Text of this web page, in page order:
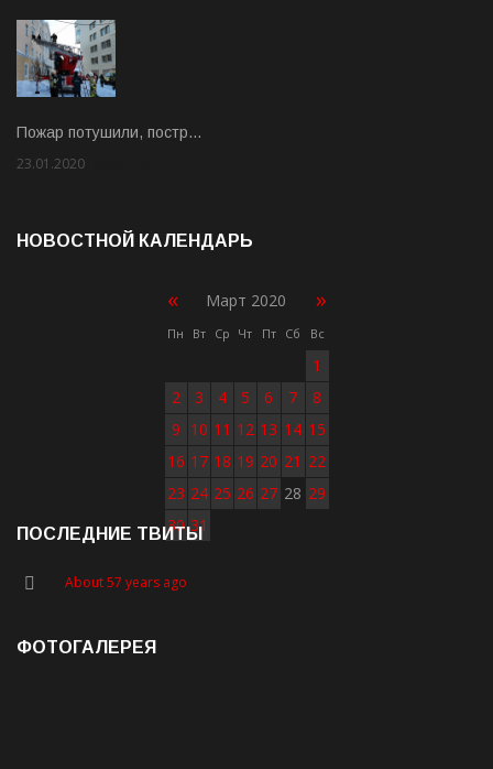
Пожар потушили, постр…
23.01.2020
НОВОСТНОЙ КАЛЕНДАРЬ
« Март 2020 »
Пн Вт Ср Чт Пт Сб Вс
1
2
3 4 5 6 7
8
9 10 11 12 13 14 15
16 17 18 19 20 21 22
23 24 25 26 27 28 29
30 31
ПОСЛЕДНИЕ ТВИТЫ
About 57 years ago
ФОТОГАЛЕРЕЯ